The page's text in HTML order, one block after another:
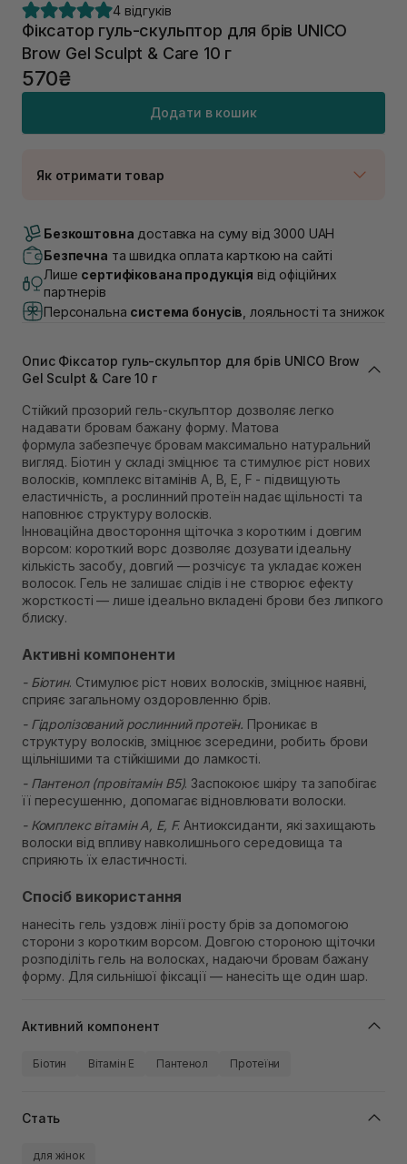
4 відгуків
Фіксатор гуль-скульптор для брів UNICO
Brow Gel Sculpt & Care 10 г
570₴
Додати в кошик
Як отримати товар
В наявності
Самовивіз м. Луцьк, вул. Винниченка 4
В наявності
Самовивіз м. Львів, вул. Академіка Підстригача, 1В
(Duck’s Lake)
В наявності
В наявності
Самовивіз м. Львів, вул. Степана Бандери 45
Самовивіз м. Рівне, вул. 16-го Липня, 15
В наявності
Самовивіз м. Рівне, вул. Кулика і Гудачека 23 (ТЦ
Екватор)
В наявності
Безкоштовна доставка на суму від 3000 UAH
Безпечна та швидка оплата карткою на сайті
Лише сертифікована продукція від офіційних
партнерів
Персональна система бонусів , лояльності та знижок
Опис Фіксатор гуль-скульптор для брів UNICO Brow
Gel Sculpt & Care 10 г
Стійкий прозорий гель-скульптор дозволяє легко
надавати бровам бажану форму. Матова
формула забезпечує бровам максимально натуральний
вигляд. Біотин у складі зміцнює та стимулює ріст нових
волосків, комплекс вітамінів А, B, E, F - підвищують
еластичність, а рослинний протеїн надає щільності та
наповнює структуру волосків.
Інноваційна двостороння щіточка з коротким і довгим
ворсом: короткий ворс дозволяє дозувати ідеальну
кількість засобу, довгий — розчісує та укладає кожен
волосок. Гель не залишає слідів і не створює ефекту
жорсткості — лише ідеально вкладені брови без липкого
блиску.
Активні компоненти
- Біотин. Стимулює ріст нових волосків, зміцнює наявні,
сприяє загальному оздоровленню брів.
- Гідролізований рослинний протеїн. Проникає в
структуру волосків, зміцнює зсередини, робить брови
щільнішими та стійкішими до ламкості.
- Пантенол (провітамін В5). Заспокоює шкіру та запобігає
її пересушенню, допомагає відновлювати волоски.
- Комплекс вітамін А, Е, F. Антиоксиданти, які захищають
волоски від впливу навколишнього середовища та
сприяють їх еластичності.
Спосіб використання
нанесіть гель уздовж лінії росту брів за допомогою
сторони з коротким ворсом. Довгою стороною щіточки
розподіліть гель на волосках, надаючи бровам бажану
форму. Для сильнішої фіксації — нанесіть ще один шар.
Активний компонент
Біотин Вітамін Е Пантенол Протеїни
Стать
для жінок